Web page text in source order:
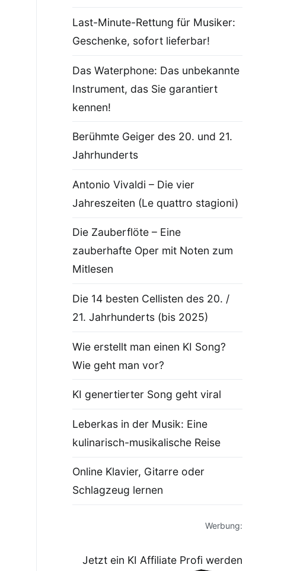
Last-Minute-Rettung für Musiker:
Geschenke, sofort lieferbar!
Das Waterphone: Das unbekannte
Instrument, das Sie garantiert
kennen!
Berühmte Geiger des 20. und 21.
Jahrhunderts
Antonio Vivaldi – Die vier
Jahreszeiten (Le quattro stagioni)
Die Zauberflöte – Eine
zauberhafte Oper mit Noten zum
Mitlesen
Die 14 besten Cellisten des 20. /
21. Jahrhunderts (bis 2025)
Wie erstellt man einen KI Song?
Wie geht man vor?
KI genertierter Song geht viral
Leberkas in der Musik: Eine
kulinarisch-musikalische Reise
Online Klavier, Gitarre oder
Schlagzeug lernen
Werbung:
Jetzt ein KI Affiliate Profi werden